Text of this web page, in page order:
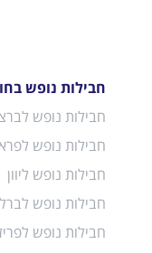
חבילות נופש
חבילות נופש
חבילות נופש
חבילות נופש ליוון
חבילות נופש
חבילות נופש לפריז